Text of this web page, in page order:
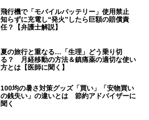
飛行機で「モバイルバッテリー」使用禁止
知らずに充電し“発火”したら巨額の賠償責
任？【弁護士解説】
夏の旅行と重なる…「生理」どう乗り切
る？ 月経移動の方法＆鎮痛薬の適切な使い
方とは【医師に聞く】
100均の暑さ対策グッズ「買い」「安物買い
の銭失い」の違いとは 節約アドバイザーに
聞く